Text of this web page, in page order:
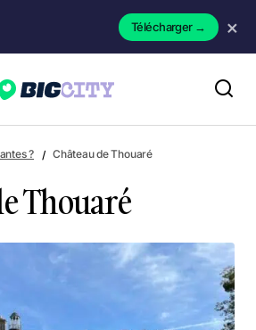
Télécharger→ ×
? Château de Thouaré
Thouaré